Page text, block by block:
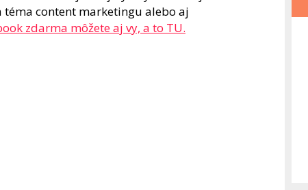
content marketingu alebo aj
zdarma môžete aj vy, a to TU.